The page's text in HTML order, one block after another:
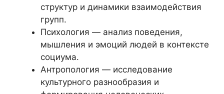
структур и динамики взаимодействия
групп.
Психология — анализ поведения,
мышления и эмоций людей в контексте
социума.
Антропология — исследование
культурного разнообразия и